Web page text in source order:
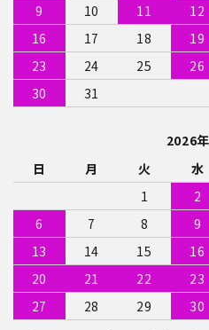
9
10 11 12
16
17 18 19
23
24 25 26
30
31
2026
日
月 火 水
1
2
6
7 8 9
13
14 15 16
20
21 22 23
27
28 29
30